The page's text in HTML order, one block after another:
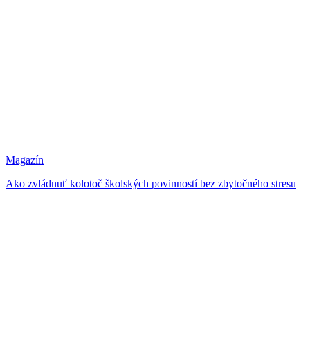
Magazín
Ako zvládnuť kolotoč školských povinností bez zbytočného stresu